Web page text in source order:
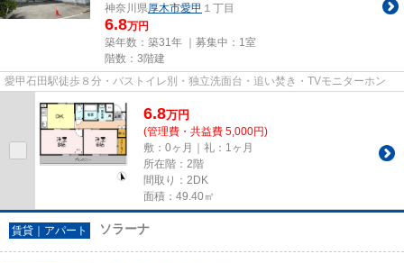
神奈川県厚木市愛甲 １丁目
6.8万円
築年数：築31年 ｜募集中： 1室
階数：3階建
愛甲石田駅徒歩８分・バストイレ別・独立洗面台・追い焚き・TVモニターホン
6.8万円
(管理費・共益費 5,000円)
敷：0ヶ月｜礼：1ヶ月
所在階：2階
間取り：2DK
面積：49.40㎡
賃貸｜アパート ソラーナ